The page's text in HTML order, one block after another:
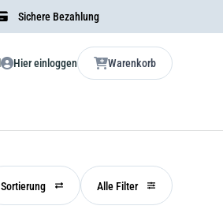
Sichere Bezahlung
Hier einloggen Warenkorb
Sortierung Alle Filter